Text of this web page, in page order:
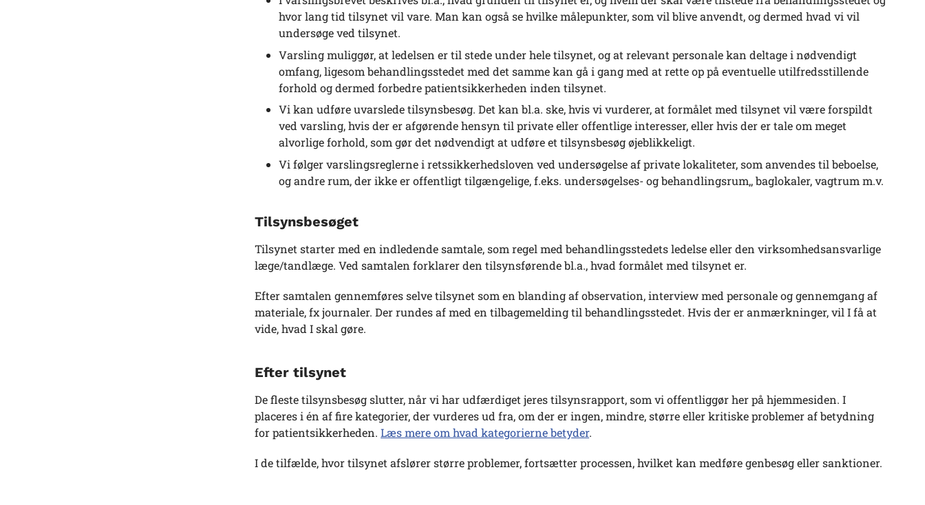
hvor lang tid tilsynet vil vare. Man kan også se hvilke målepunkter, som vil blive anvendt, og dermed hvad vi vil
undersøge ved tilsynet.
Varsling muliggør, at ledelsen er til stede under hele tilsynet, og at relevant personale kan deltage i nødvendigt
omfang, ligesom behandlingsstedet med det samme kan gå i gang med at rette op på eventuelle utilfredsstillende
forhold og dermed forbedre patientsikkerheden inden tilsynet.
Vi kan udføre uvarslede tilsynsbesøg. Det kan bl.a. ske, hvis vi vurderer, at formålet med tilsynet vil være forspildt
ved varsling, hvis der er afgørende hensyn til private eller offentlige interesser, eller hvis der er tale om meget
alvorlige forhold, som gør det nødvendigt at udføre et tilsynsbesøg øjeblikkeligt.
Vi følger varslingsreglerne i retssikkerhedsloven ved undersøgelse af private lokaliteter, som anvendes til beboelse,
og andre rum, der ikke er offentligt tilgængelige, f.eks. undersøgelses- og behandlingsrum,, baglokaler, vagtrum m.v.
Tilsynsbesøget
Tilsynet starter med en indledende samtale, som regel med behandlingsstedets ledelse eller den virksomhedsansvarlige
læge/tandlæge. Ved samtalen forklarer den tilsynsførende bl.a., hvad formålet med tilsynet er.
Efter samtalen gennemføres selve tilsynet som en blanding af observation, interview med personale og gennemgang af
materiale, fx journaler. Der rundes af med en tilbagemelding til behandlingsstedet. Hvis der er anmærkninger, vil I få at
vide, hvad I skal gøre.
Efter tilsynet
De fleste tilsynsbesøg slutter, når vi har udfærdiget jeres tilsynsrapport, som vi offentliggør her på hjemmesiden. I
placeres i én af fire kategorier, der vurderes ud fra, om der er ingen, mindre, større eller kritiske problemer af betydning
for patientsikkerheden. Læs mere om hvad kategorierne betyder.
I de tilfælde, hvor tilsynet afslører større problemer, fortsætter processen, hvilket kan medføre genbesøg eller sanktioner.